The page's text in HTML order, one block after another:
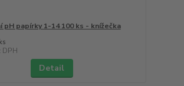
pH papírky 1-14 100 ks - knížečka
DPH
Detail